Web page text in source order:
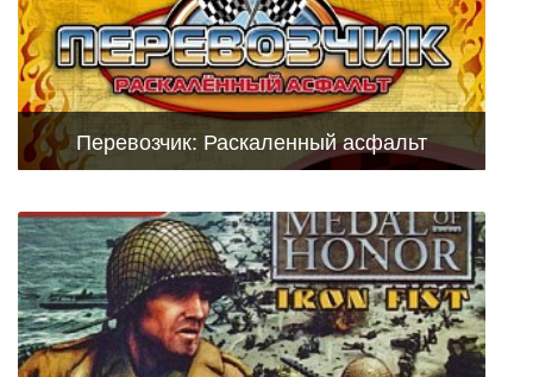
Перевозчик: Раскаленный асфальт